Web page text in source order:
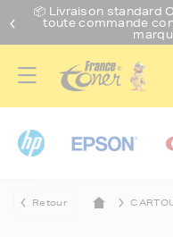
📦 Livraison standard O
toute commande
Retour